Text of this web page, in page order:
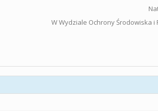
W Wydziale Ochrony Środowiska i